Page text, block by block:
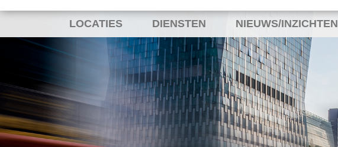
LOCATIES DIENSTEN NIEUWS/INZICHTEN